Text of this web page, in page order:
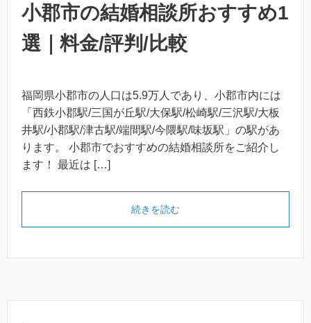
小郡市の結婚相談所おすすめ1
選｜料金/評判/比較
福岡県小郡市の人口は5.9万人であり、小郡市内には
「西鉄小郡駅/三国が丘駅/大保駅/松崎駅/三沢駅/大板
井駅/小郡駅/津古駅/端間駅/今隈駅/味坂駅」の駅があ
ります。 小郡市でおすすめの結婚相談所をご紹介し
ます！ 最近は […]
続きを読む